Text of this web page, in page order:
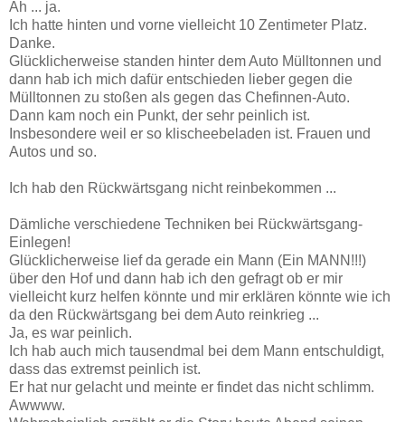
Äh ... ja.
Ich hatte hinten und vorne vielleicht 10 Zentimeter Platz.
Danke.
Glücklicherweise standen hinter dem Auto Mülltonnen und
dann hab ich mich dafür entschieden lieber gegen die
Mülltonnen zu stoßen als gegen das Chefinnen-Auto.
Dann kam noch ein Punkt, der sehr peinlich ist.
Insbesondere weil er so klischeebeladen ist. Frauen und
Autos und so.
Ich hab den Rückwärtsgang nicht reinbekommen ...
Dämliche verschiedene Techniken bei Rückwärtsgang-
Einlegen!
Glücklicherweise lief da gerade ein Mann (Ein MANN!!!)
über den Hof und dann hab ich den gefragt ob er mir
vielleicht kurz helfen könnte und mir erklären könnte wie ich
da den Rückwärtsgang bei dem Auto reinkrieg ...
Ja, es war peinlich.
Ich hab auch mich tausendmal bei dem Mann entschuldigt,
dass das extremst peinlich ist.
Er hat nur gelacht und meinte er findet das nicht schlimm.
Awwww.